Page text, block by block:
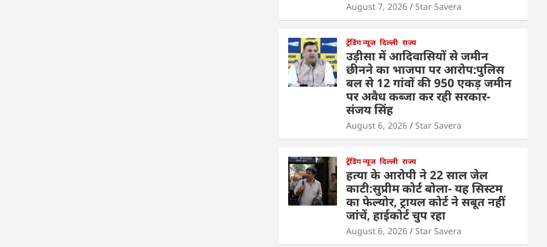
August 7, 2026 Star Savera
ट्रेंडिंग न्यूज दिल्ली राज्य
उड़ीसा में आदिवासियों से जमीन
छीनने का भाजपा पर आरोप:पुलिस
बल से 12 गांवों की 950 एकड़ जमीन
पर अवैध कब्जा कर रही सरकार-
संजय सिंह
August 6, 2026 Star Savera
ट्रेंडिंग न्यूज दिल्ली राज्य
हत्या के आरोपी ने 22 साल जेल
काटी:सुप्रीम कोर्ट बोला- यह सिस्टम
का फेल्योर, ट्रायल कोर्ट ने सबूत नहीं
जांचें, हाईकोर्ट चुप रहा
August 6, 2026 Star Savera